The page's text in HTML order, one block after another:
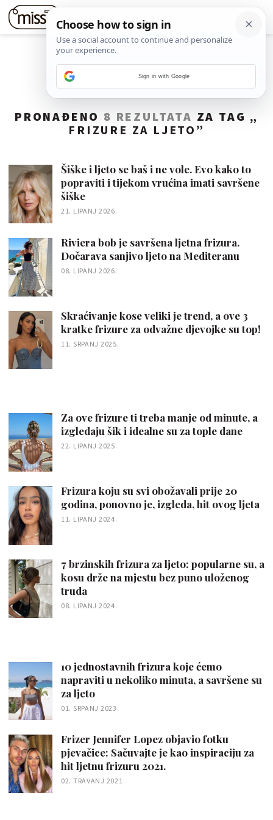
PRONAĐENO 8 REZULTATA ZA TAG „
FRIZURE ZA LJETO ”
Šiške i ljeto se baš i ne vole. Evo kako to
popraviti i tijekom vrućina imati savršene
šiške
21. LIPANJ 2026.
Riviera bob je savršena ljetna frizura.
Dočarava sanjivo ljeto na Mediteranu
08. LIPANJ 2026.
Skraćivanje kose veliki je trend, a ove 3
kratke frizure za odvažne djevojke su top!
11. SRPANJ 2025.
Za ove frizure ti treba manje od minute, a
izgledaju šik i idealne su za tople dane
22. LIPANJ 2025.
Frizura koju su svi obožavali prije 20
godina, ponovno je, izgleda, hit ovog ljeta
11. LIPANJ 2024.
7 brzinskih frizura za ljeto: popularne su, a
kosu drže na mjestu bez puno uloženog
truda
08. LIPANJ 2024.
10 jednostavnih frizura koje ćemo
napraviti u nekoliko minuta, a savršene su
za ljeto
01. SRPANJ 2023.
Frizer Jennifer Lopez objavio fotku
pjevačice: Sačuvajte je kao inspiraciju za
hit ljetnu frizuru 2021.
02. TRAVANJ 2021.
Sign in with Google